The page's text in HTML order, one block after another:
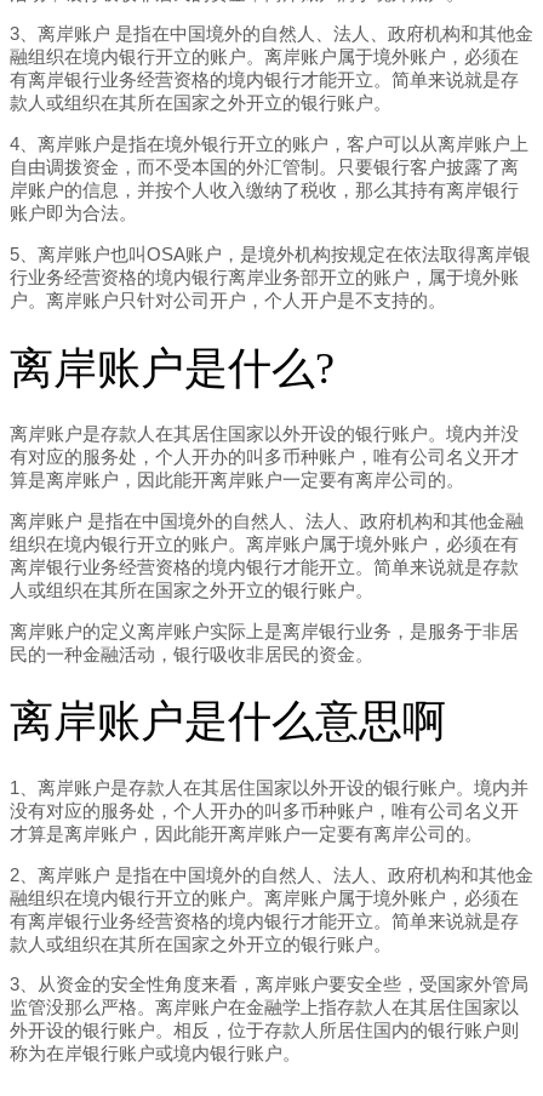
3、离岸账户 是指在中国境外的自然人、法人、政府机构和其他金
融组织在境内银行开立的账户。离岸账户属于境外账户，必须在
有离岸银行业务经营资格的境内银行才能开立。简单来说就是存
款人或组织在其所在国家之外开立的银行账户。
4、离岸账户是指在境外银行开立的账户，客户可以从离岸账户上
自由调拨资金，而不受本国的外汇管制。只要银行客户披露了离
岸账户的信息，并按个人收入缴纳了税收，那么其持有离岸银行
账户即为合法。
5、离岸账户也叫OSA账户，是境外机构按规定在依法取得离岸银
行业务经营资格的境内银行离岸业务部开立的账户，属于境外账
户。离岸账户只针对公司开户，个人开户是不支持的。
离岸账户是什么?
离岸账户是存款人在其居住国家以外开设的银行账户。境内并没
有对应的服务处，个人开办的叫多币种账户，唯有公司名义开才
算是离岸账户，因此能开离岸账户一定要有离岸公司的。
离岸账户 是指在中国境外的自然人、法人、政府机构和其他金融
组织在境内银行开立的账户。离岸账户属于境外账户，必须在有
离岸银行业务经营资格的境内银行才能开立。简单来说就是存款
人或组织在其所在国家之外开立的银行账户。
离岸账户的定义离岸账户实际上是离岸银行业务，是服务于非居
民的一种金融活动，银行吸收非居民的资金。
离岸账户是什么意思啊
1、离岸账户是存款人在其居住国家以外开设的银行账户。境内并
没有对应的服务处，个人开办的叫多币种账户，唯有公司名义开
才算是离岸账户，因此能开离岸账户一定要有离岸公司的。
2、离岸账户 是指在中国境外的自然人、法人、政府机构和其他金
融组织在境内银行开立的账户。离岸账户属于境外账户，必须在
有离岸银行业务经营资格的境内银行才能开立。简单来说就是存
款人或组织在其所在国家之外开立的银行账户。
3、从资金的安全性角度来看，离岸账户要安全些，受国家外管局
监管没那么严格。离岸账户在金融学上指存款人在其居住国家以
外开设的银行账户。相反，位于存款人所居住国内的银行账户则
称为在岸银行账户或境内银行账户。